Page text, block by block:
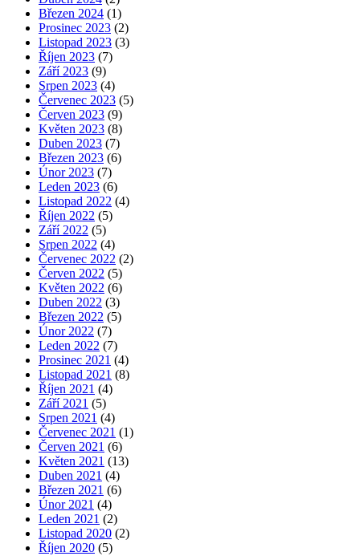
Březen 2024 (1)
Prosinec 2023 (2)
Listopad 2023 (3)
Říjen 2023 (7)
Září 2023 (9)
Srpen 2023 (4)
Červenec 2023 (5)
Červen 2023 (9)
Květen 2023 (8)
Duben 2023 (7)
Březen 2023 (6)
Únor 2023 (7)
Leden 2023 (6)
Listopad 2022 (4)
Říjen 2022 (5)
Září 2022 (5)
Srpen 2022 (4)
Červenec 2022 (2)
Červen 2022 (5)
Květen 2022 (6)
Duben 2022 (3)
Březen 2022 (5)
Únor 2022 (7)
Leden 2022 (7)
Prosinec 2021 (4)
Listopad 2021 (8)
Říjen 2021 (4)
Září 2021 (5)
Srpen 2021 (4)
Červenec 2021 (1)
Červen 2021 (6)
Květen 2021 (13)
Duben 2021 (4)
Březen 2021 (6)
Únor 2021 (4)
Leden 2021 (2)
Listopad 2020 (2)
Říjen 2020 (5)